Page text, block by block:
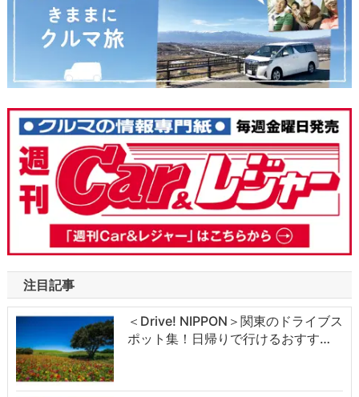
注目記事
＜Drive! NIPPON＞関東のドライブス
ポット集！日帰りで行けるおすす…